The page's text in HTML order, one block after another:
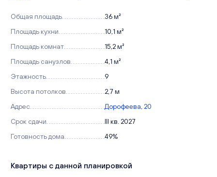
Общая площадь
36 м²
Площадь кухни
10,1 м²
Площадь комнат
15,2 м²
Площадь санузлов
4,1 м²
Этажность
9
Высота потолков
2,7 м
Адрес
Дорофеева, 20
Срок сдачи
III кв. 2027
Готовность дома
49%
Квартиры с данной планировкой